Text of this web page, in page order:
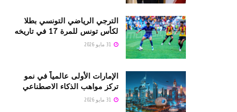
الترجي الرياضي التونسي بطلا
لكأس تونس للمرة 17 في تاريخه
الإمارات الأولى عالمياً في نمو
تركز مواهب الذكاء الاصطناعي